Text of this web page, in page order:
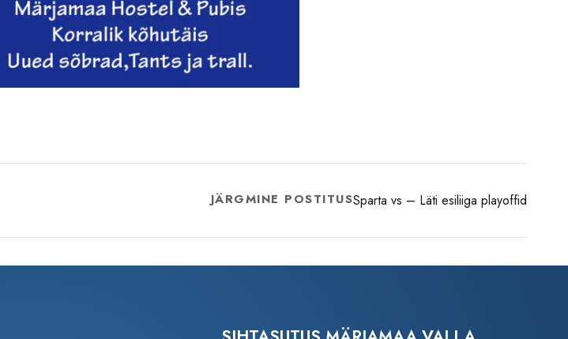
JÄRGMINE POSTITUSSparta vs – Läti esiliiga playoffid